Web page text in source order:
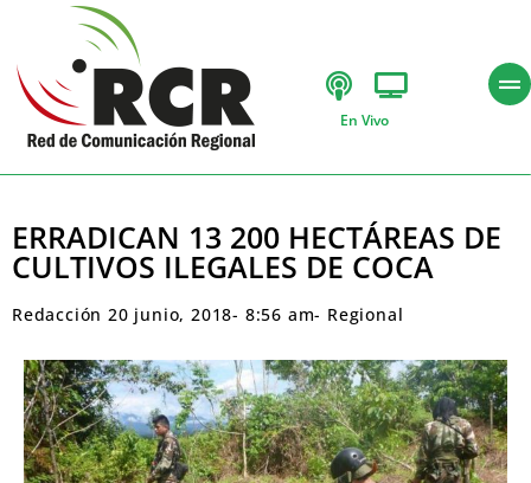
En Vivo
ERRADICAN 13 200 HECTÁREAS DE
CULTIVOS ILEGALES DE COCA
Redacción 20 junio, 2018- 8:56 am- Regional